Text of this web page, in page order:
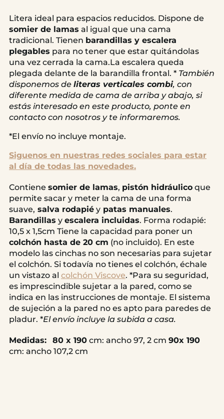
Litera ideal para espacios reducidos. Dispone de
somier de lamas al igual que una cama
tradicional. Tienen barandillas y escalera
plegables para no tener que estar quitándolas
una vez cerrada la cama.La escalera queda
plegada delante de la barandilla frontal. * También
disponemos de literas verticales combi, con
diferente medida de cama de arriba y abajo, si
estás interesado en este producto, ponte en
contacto con nosotros y te informaremos.
*El envío no incluye montaje.
Siguenos en nuestras redes sociales para estar
al día de todas las novedades.
Contiene somier de lamas, pistón hidráulicoque
permite sacar y meter la cama de una forma
suave, salva rodapiéypatas manuales.
Barandillas y escalera incluidas. Forma rodapié:
10,5 x 1,5cm Tiene la capacidad para poner un
colchón hasta de 20 cm (no incluido). En este
modelo las cinchas no son necesarias para sujetar
el colchón. Si todavía no tienes el colchón, échale
un vistazo al colchón Viscove. *Para su seguridad,
es imprescindible sujetar a la pared, como se
indica en las instrucciones de montaje. El sistema
de sujeción a la pared no es apto para paredes de
pladur. *El envío incluye la subida a casa.
Medidas: 80 x 190cm: ancho 97, 2 cm 90x 190
cm: ancho 107,2 cm